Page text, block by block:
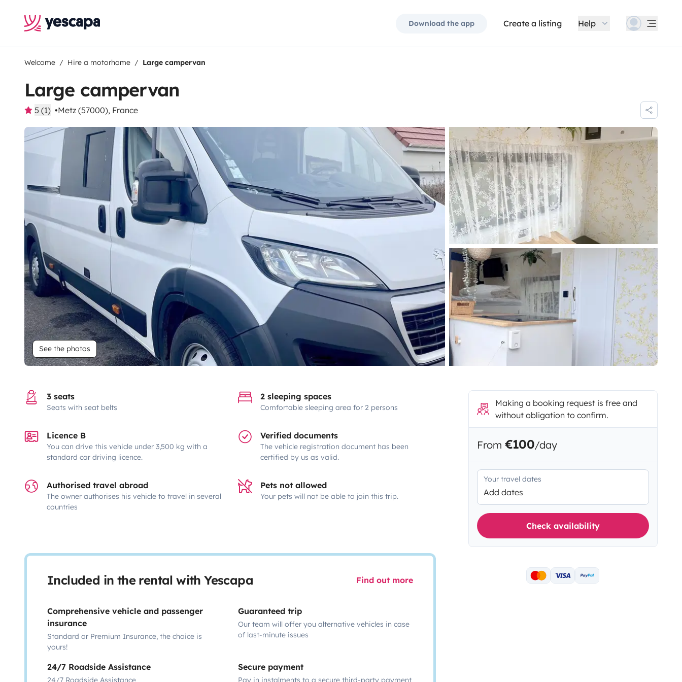
Download the app Create a listing Help
Welcome Hire a motorhome Large campervan
Large campervan
5 (1) Metz (57000), France
See the photos
3 seats
Seats with seat belts
2 sleeping spaces
Comfortable sleeping area for 2 persons
Licence B
You can drive this vehicle under 3,500 kg with a
standard car driving licence.
Verified documents
The vehicle registration document has been
certified by us as valid.
Authorised travel abroad
The owner authorises his vehicle to travel in several
countries
Pets not allowed
Your pets will not be able to join this trip.
Included in the rental with Yescapa Find out more
Comprehensive vehicle and passenger
insurance
Standard or Premium Insurance, the choice is
yours!
Guaranteed trip
Our team will offer you alternative vehicles in case
of last-minute issues
24/7 Roadside Assistance
24/7 Roadside Assistance
Secure payment
Pay in instalments to a secure third-party payment
Making a booking request is free and
without obligation to confirm.
From €100/day
Your travel dates
Add dates
Check availability